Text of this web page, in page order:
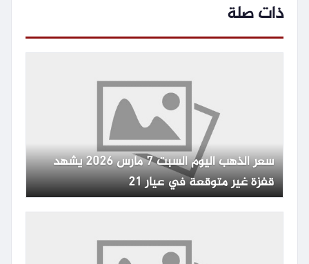
ذات صلة
سعر الذهب اليوم السبت 7 مارس 2026 يشهد
قفزة غير متوقعة في عيار 21